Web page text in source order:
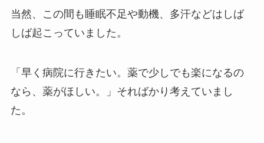
当然、この間も睡眠不足や動機、多汗などはしば
しば起こっていました。
「早く病院に行きたい。薬で少しでも楽になるの
なら、薬がほしい。」そればかり考えていまし
た。